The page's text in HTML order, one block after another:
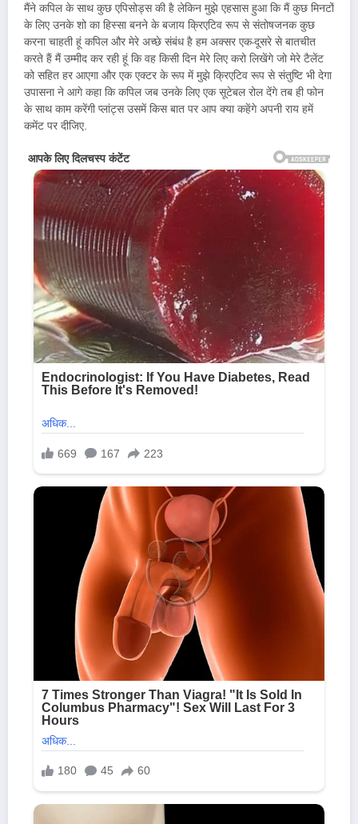
मैंने कपिल के साथ कुछ एपिसोड्स की है लेकिन मुझे एहसास हुआ कि मैं कुछ मिनटों
के लिए उनके शो का हिस्सा बनने के बजाय क्रिएटिव रूप से संतोषजनक कुछ
करना चाहती हूं कपिल और मेरे अच्छे संबंध है हम अक्सर एक-दूसरे से बातचीत
करते हैं मैं उम्मीद कर रही हूं कि वह किसी दिन मेरे लिए करो लिखेंगे जो मेरे टैलेंट
को सहित हर आएगा और एक एक्टर के रूप में मुझे क्रिएटिव रूप से संतुष्टि भी देगा
उपासना ने आगे कहा कि कपिल जब उनके लिए एक सूटेबल रोल देंगे तब ही फोन
के साथ काम करेंगी प्लांट्स उसमें किस बात पर आप क्या कहेंगे अपनी राय हमें
कमेंट पर दीजिए.